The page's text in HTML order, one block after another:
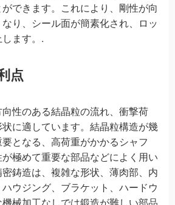
できます。これにより、剛性が向
り、シール面が簡素化され、ロッ
ます。.
点
性のある結晶粒の流れ、衝撃荷
に適しています。結晶粒構造が幾
となる、高荷重がかかるシャフ
が極めて重要な部品などによく用い
鋳造は、複雑な形状、薄肉部、内
ウジング、ブラケット、ハードウ